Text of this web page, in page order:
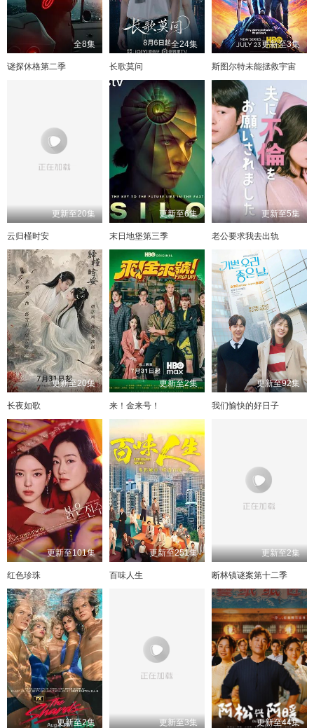
全8集
谜探休格第二季
全24集
长歌莫问
更新至3集
斯图尔特未能拯救宇宙
更新至20集
云归槿时安
更新至6集
末日地堡第三季
更新至5集
老公要求我去出轨
更新至20集
长夜如歌
更新至2集
来！金来号！
更新至92集
我们愉快的好日子
更新至101集
红色珍珠
更新至251集
百味人生
更新至2集
断林镇谜案第十二季
更新至2集 更新至3集 更新至44集